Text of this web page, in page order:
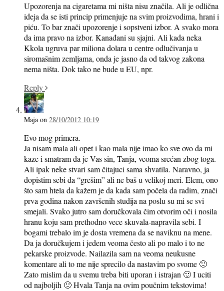
Upozorenja na cigaretama mi ništa nisu značila. Ali je odlična
ideja da se isti princip primenjuje na svim proizvodima, hrani i
piću. To bar znači upozorenje i sopstveni izbor. A svako mora
da ima pravo na izbor. Kanađani su sjajni. Ali kada neka
Kkola ugruva par miliona dolara u centre odlučivanja u
siromašnim zemljama, onda je jasno da od takvog zakona
nema ništa. Dok tako ne bude u EU, npr.
Reply
Maja on 28/10/2012 10:19
Evo mog primera.
Ja nisam mala ali opet i kao mala nije imao ko sve ovo da mi
kaze i smatram da je Vas sin, Tanja, veoma srećan zbog toga.
Ali ipak neke stvari sam čitajuci sama shvatila. Naravno, ja
dopistim sebi da “grešim” ali ne baš u velikoj meri. Elem, ono
što sam htela da kažem je da kada sam počela da radim, znači
prva godina nakon završenih studija na poslu su mi se svi
smejali. Svako jutro sam doručkovala čim otvorim oči i nosila
hranu koju sam prethodno vece skuvala-napravila sebi. I
bogami trebalo im je dosta vremena da se naviknu na mene.
Da ja doručkujem i jedem veoma često ali po malo i to ne
pekarske proizvode. Nailazila sam na veoma neukusne
komentare ali to me nije sprecilo da nastavim po svome 🙂
Zato mislim da u svemu treba biti uporan i istrajan 🙂 I uciti
od najboljih 🙂 Hvala Tanja na ovim poučnim tekstovima!